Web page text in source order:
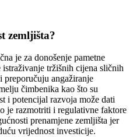
zemljišta?
je za donošenje pametne
tržišnih cijena sličnih
preporučuju angažiranje
čimbenika kao što su
i potencijal razvoja može dati
je razmotriti i regulativne faktore
prenamjene zemljišta jer
vrijednost investicije.